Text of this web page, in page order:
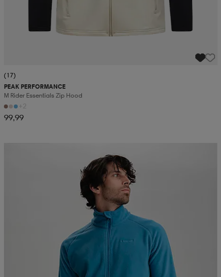
(17)
PEAK PERFORMANCE
M Rider Essentials Zip Hood
+2
99,99